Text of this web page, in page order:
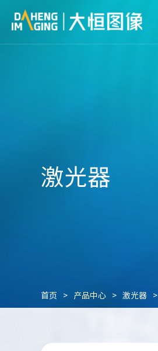
激光器
首页 > 产品中心 > 激光器 >